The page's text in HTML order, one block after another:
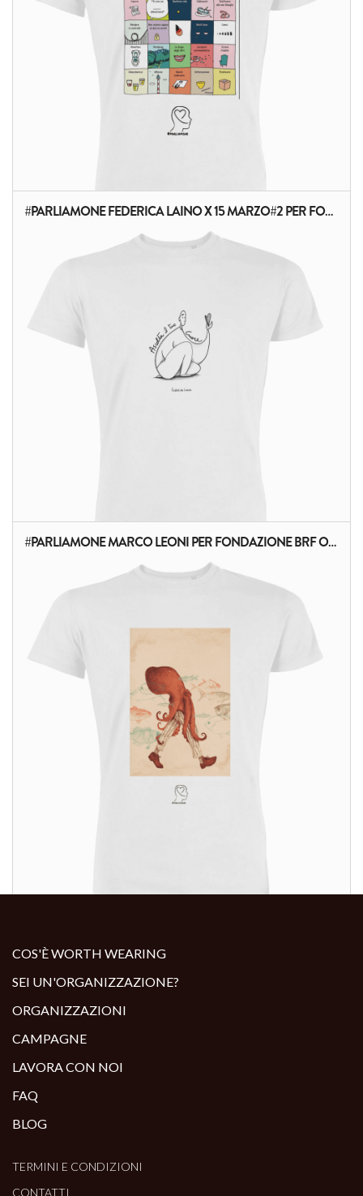
#PARLIAMONE FEDERICA LAINO X 15 MARZO#2 PER FONDAZIONE BRF ONLUS
#PARLIAMONE MARCO LEONI PER FONDAZIONE BRF ONLUS
COS'È WORTH WEARING
SEI UN'ORGANIZZAZIONE?
ORGANIZZAZIONI
CAMPAGNE
LAVORA CON NOI
FAQ
BLOG
TERMINI E CONDIZIONI
CONTATTI